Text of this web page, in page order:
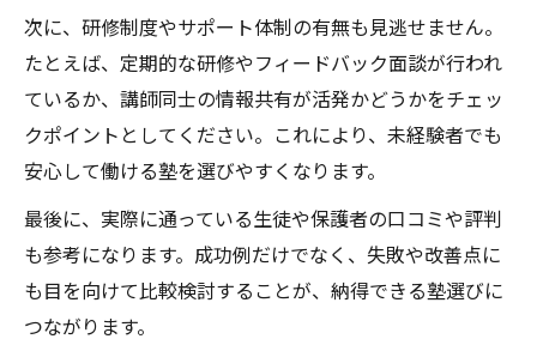
次に、研修制度やサポート体制の有無も見逃せません。
たとえば、定期的な研修やフィードバック面談が行われ
ているか、講師同士の情報共有が活発かどうかをチェッ
クポイントとしてください。これにより、未経験者でも
安心して働ける塾を選びやすくなります。
最後に、実際に通っている生徒や保護者の口コミや評判
も参考になります。成功例だけでなく、失敗や改善点に
も目を向けて比較検討することが、納得できる塾選びに
つながります。